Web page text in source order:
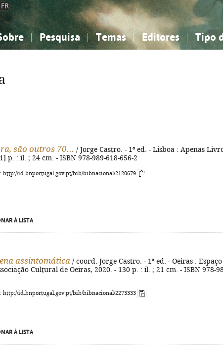
FR
Pesquisa Temas
sociais...
Editores Tipo
sociais...
são outros 70... / Jorge Castro. - 1ª ed. - Lisboa : Apenas
p. : il. ; 24 cm. - ISBN 978-989-618-656-2
http://id.bnportugal.gov.pt/bib/bibnacional/2120679
À LISTA
assintomática / coord. Jorge Castro. - 1ª ed. - Oeiras : Espaço
Cultural de Oeiras, 2020. - 130 p. : il. ; 21 cm. - ISBN 978-
http://id.bnportugal.gov.pt/bib/bibnacional/2273333
À LISTA